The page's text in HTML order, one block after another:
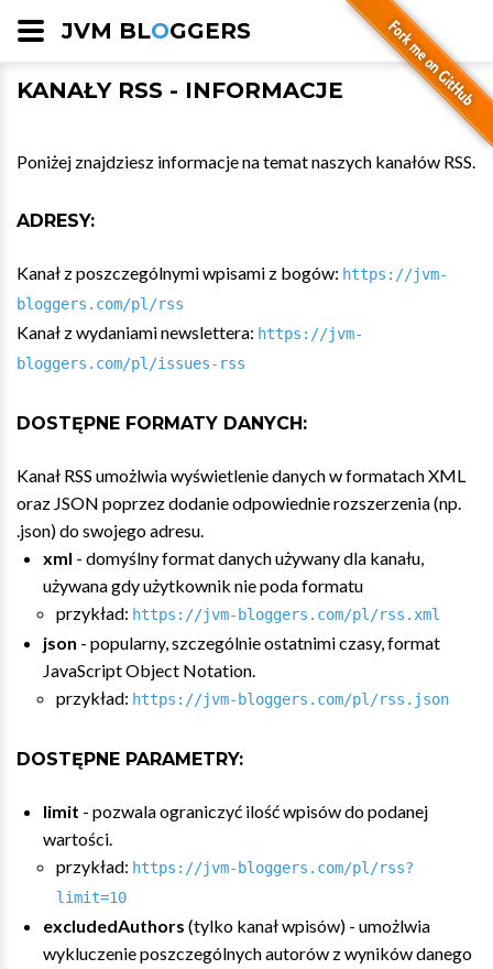
JVM BLOGGERS
KANAŁY RSS - INFORMACJE
Poniżej znajdziesz informacje na temat naszych kanałów RSS.
ADRESY:
Kanał z poszczególnymi wpisami z bogów: https://jvm-
bloggers.com/pl/rss
Kanał z wydaniami newslettera: https://jvm-
bloggers.com/pl/issues-rss
DOSTĘPNE FORMATY DANYCH:
Kanał RSS umożlwia wyświetlenie danych w formatach XML
oraz JSON poprzez dodanie odpowiednie rozszerzenia (np.
.json) do swojego adresu.
xml - domyślny format danych używany dla kanału,
używana gdy użytkownik nie poda formatu
przykład: https://jvm-bloggers.com/pl/rss.xml
json - popularny, szczególnie ostatnimi czasy, format
JavaScript Object Notation.
przykład: https://jvm-bloggers.com/pl/rss.json
DOSTĘPNE PARAMETRY:
limit - pozwala ograniczyć ilość wpisów do podanej
wartości.
przykład: https://jvm-bloggers.com/pl/rss?
limit=10
excludedAuthors (tylko kanał wpisów) - umożlwia
wykluczenie poszczególnych autorów z wyników danego